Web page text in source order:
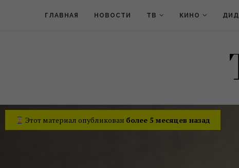
ГЛАВНАЯ НОВОСТИ ТВ КИНО
Этот материал опубликован более 5 месяцев назад